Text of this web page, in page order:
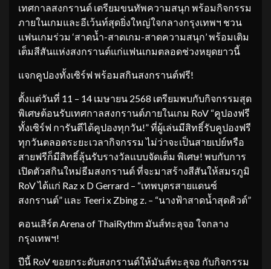
เทศกาลสงกรานต์ เตรียมขนทัพความสนุก พร้อมกิจกรรม
ภายในเกมและอีเว้นท์สุดยิ่งใหญ่ใจกลางกรุงเทพฯ ชวน
แฟนเกมร่วม ‘สาดน้ำ-สาดเกม-สาดความสนุก’ พร้อมเติม
เต็มสีสันแห่งสงกรานต์แก่แฟนเกมตลอดช่วงหยุดยาวนี้
แจกคูปองทั้งเซิร์ฟ พร้อมสกินสงกรานต์ฟรี!
ตั้งแต่วันที่ 11 – 14 เมษายน 2568 เตรียมพบกับกิจกรรมสุด
พิเศษต้อนรับเทศกาลสงกรานต์ภายในเกม RoV “คูปองฟรี
ทั้งเซิร์ฟ การันตีได้คูปองทุกวัน!” ที่ผู้เล่นมีสิทธิ์รับคูปองฟรี
ทุกวันตลอดระยะเวลากิจกรรม ไม่ว่าจะเป็นสายเปย์หรือ
สายฟรีก็มีสิทธิ์ลุ้นรับรางวัลแบบจัดเต็ม พิเศษ! พบกับการ
เปิดตัวสกินใหม่ธีมสงกรานต์ ที่จะมาสร้างสีสันให้สมรภูมิ
RoV ได้แก่ Raz x D Gerrard – “เทพบุตรสายแดนซ์
สงกรานต์” และ Teeri x Zbing z. – “นางฟ้าสาดน้ำสุดคิวต์”
คอนเสิร์ต Arena of ThaiRythm มันส์ทะลุจอ ใจกลาง
กรุงเทพฯ!
ปีนี้ RoV ขอยกระดับสงกรานต์ให้มันส์ทะลุจอ กับกิจกรรม